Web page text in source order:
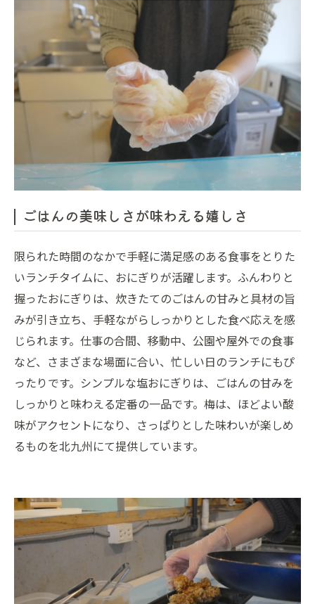
ごはんの美味しさが味わえる嬉しさ
限られた時間のなかで手軽に満足感のある食事をとりた
いランチタイムに、おにぎりが活躍します。ふんわりと
握ったおにぎりは、炊きたてのごはんの甘みと具材の旨
みが引き立ち、手軽ながらしっかりとした食べ応えを感
じられます。仕事の合間、移動中、公園や屋外での食事
など、さまざまな場面に合い、忙しい日のランチにもぴ
ったりです。シンプルな塩おにぎりは、ごはんの甘みを
しっかりと味わえる定番の一品です。梅は、ほどよい酸
味がアクセントになり、さっぱりとした味わいが楽しめ
るものを北九州にて提供しています。